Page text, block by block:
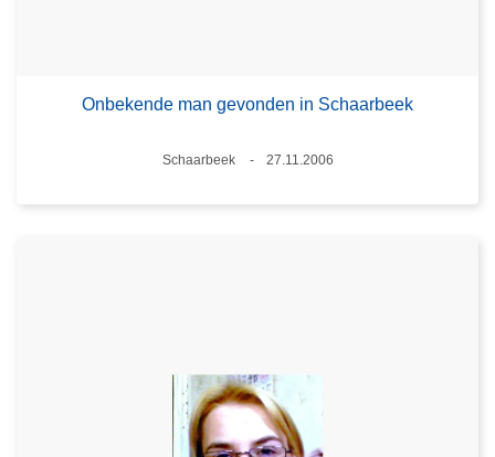
Onbekende man gevonden in Schaarbeek
Plaats
Schaarbeek
27.11.2006